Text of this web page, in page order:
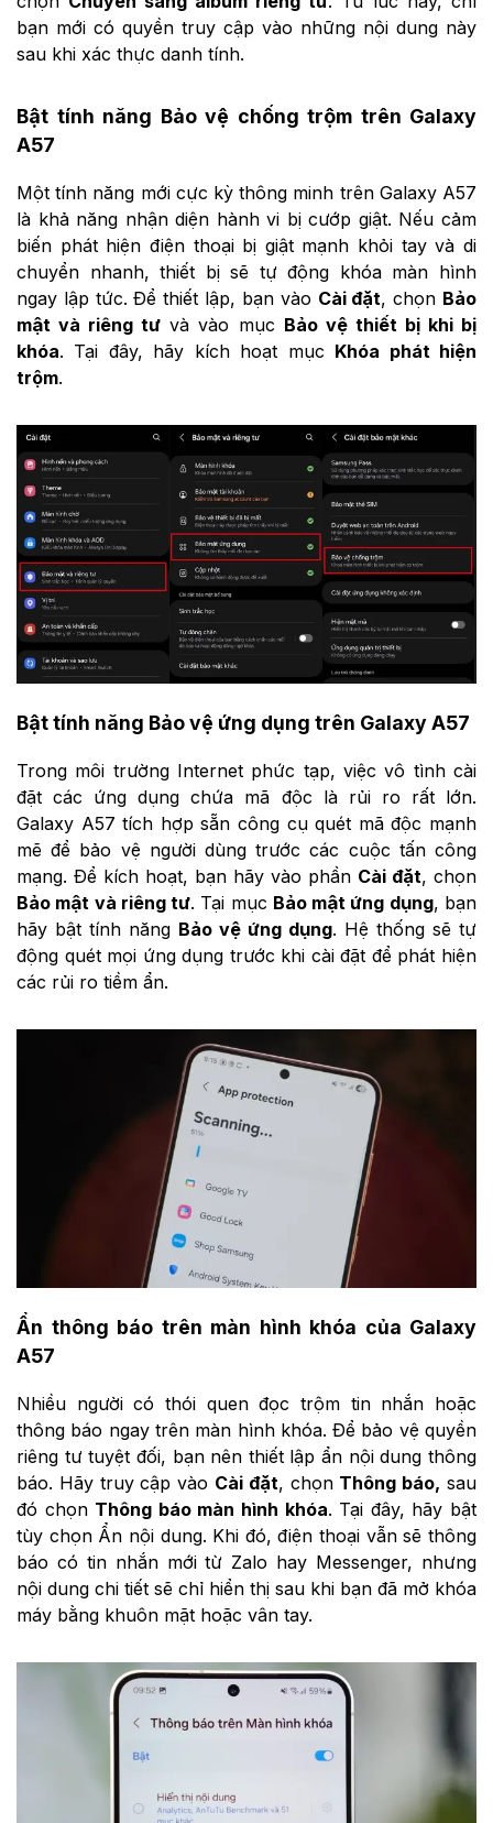
bạn mới có quyền truy cập vào những nội dung này
sau khi xác thực danh tính.
Bật tính năng Bảo vệ chống trộm trên Galaxy
A57
Một tính năng mới cực kỳ thông minh trên Galaxy A57
là khả năng nhận diện hành vi bị cướp giật. Nếu cảm
biến phát hiện điện thoại bị giật mạnh khỏi tay và di
chuyển nhanh, thiết bị sẽ tự động khóa màn hình
ngay lập tức. Để thiết lập, bạn vào Cài đặt, chọn Bảo
mật và riêng tư và vào mục Bảo vệ thiết bị khi bị
khóa. Tại đây, hãy kích hoạt mục Khóa phát hiện
trộm.
Bật tính năng Bảo vệ ứng dụng trên Galaxy A57
Trong môi trường Internet phức tạp, việc vô tình cài
đặt các ứng dụng chứa mã độc là rủi ro rất lớn.
Galaxy A57 tích hợp sẵn công cụ quét mã độc mạnh
mẽ để bảo vệ người dùng trước các cuộc tấn công
mạng. Để kích hoạt, bạn hãy vào phần Cài đặt, chọn
Bảo mật và riêng tư. Tại mục Bảo mật ứng dụng, bạn
hãy bật tính năng Bảo vệ ứng dụng. Hệ thống sẽ tự
động quét mọi ứng dụng trước khi cài đặt để phát hiện
các rủi ro tiềm ẩn.
Ẩn thông báo trên màn hình khóa của Galaxy
A57
Nhiều người có thói quen đọc trộm tin nhắn hoặc
thông báo ngay trên màn hình khóa. Để bảo vệ quyền
riêng tư tuyệt đối, bạn nên thiết lập ẩn nội dung thông
báo. Hãy truy cập vào Cài đặt, chọn Thông báo, sau
đó chọn Thông báo màn hình khóa. Tại đây, hãy bật
tùy chọn Ẩn nội dung. Khi đó, điện thoại vẫn sẽ thông
báo có tin nhắn mới từ Zalo hay Messenger, nhưng
nội dung chi tiết sẽ chỉ hiển thị sau khi bạn đã mở khóa
máy bằng khuôn mặt hoặc vân tay.